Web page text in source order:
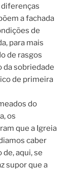
diferenças
a fachada
de
para mais
de rasgos
da sobriedade
de primeira
do
os
que a Igreia
caber
de, aqui, se
supor que a